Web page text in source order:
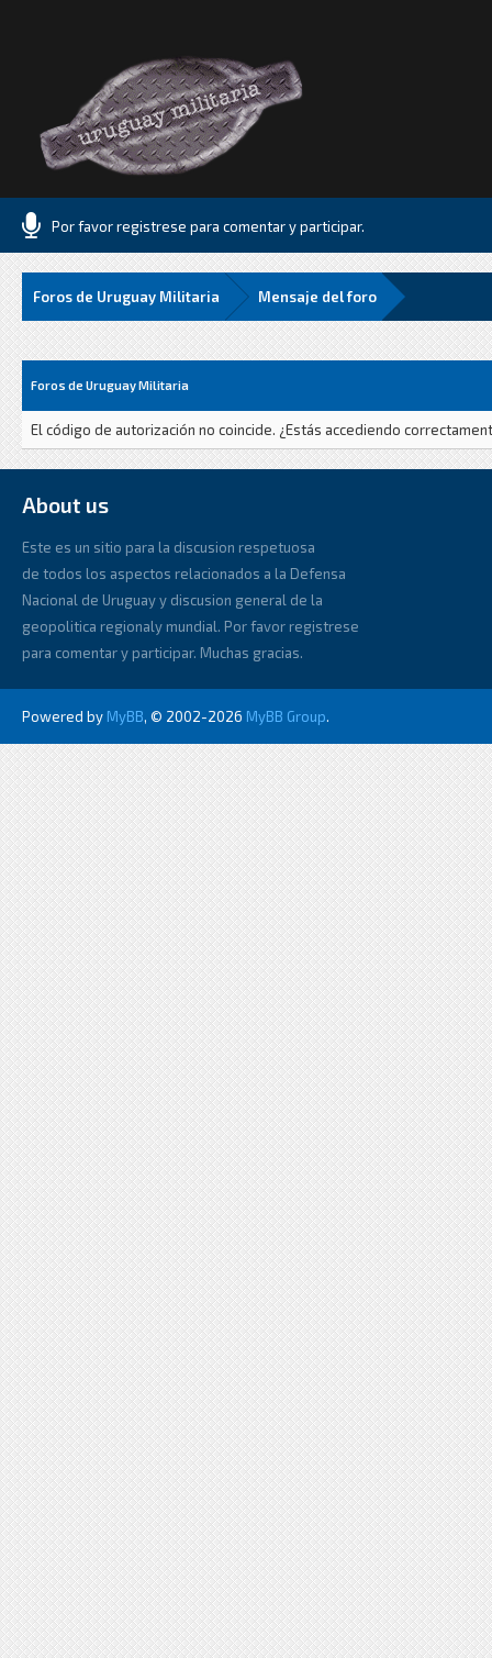
Por favor registrese para comentar y participar.
Foros de Uruguay Militaria Mensaje del foro
Foros de Uruguay Militaria
El código de autorización no coincide. ¿Estás accediendo
About us
Este es un sitio para la discusion respetuosa
de todos los aspectos relacionados a la Defensa
Nacional de Uruguay y discusion general de la
geopolitica regionaly mundial. Por favor registrese
para comentar y participar. Muchas gracias.
Powered by MyBB, © 2002-2026 MyBB Group.